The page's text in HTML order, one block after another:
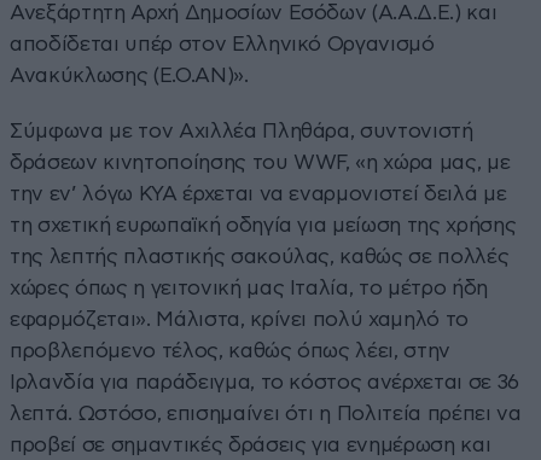
Ανεξάρτητη Αρχή Δημοσίων Εσόδων (Α.Α.Δ.Ε.) και
αποδίδεται υπέρ στον Ελληνικό Οργανισμό
Ανακύκλωσης (Ε.Ο.ΑΝ)».
Σύμφωνα με τον Αχιλλέα Πληθάρα, συντονιστή
δράσεων κινητοποίησης του WWF, «η χώρα μας, με
την εν’ λόγω ΚΥΑ έρχεται να εναρμονιστεί δειλά με
τη σχετική ευρωπαϊκή οδηγία για μείωση της χρήσης
της λεπτής πλαστικής σακούλας, καθώς σε πολλές
χώρες όπως η γειτονική μας Ιταλία, το μέτρο ήδη
εφαρμόζεται». Μάλιστα, κρίνει πολύ χαμηλό το
προβλεπόμενο τέλος, καθώς όπως λέει, στην
Ιρλανδία για παράδειγμα, το κόστος ανέρχεται σε 36
λεπτά. Ωστόσο, επισημαίνει ότι η Πολιτεία πρέπει να
προβεί σε σημαντικές δράσεις για ενημέρωση και